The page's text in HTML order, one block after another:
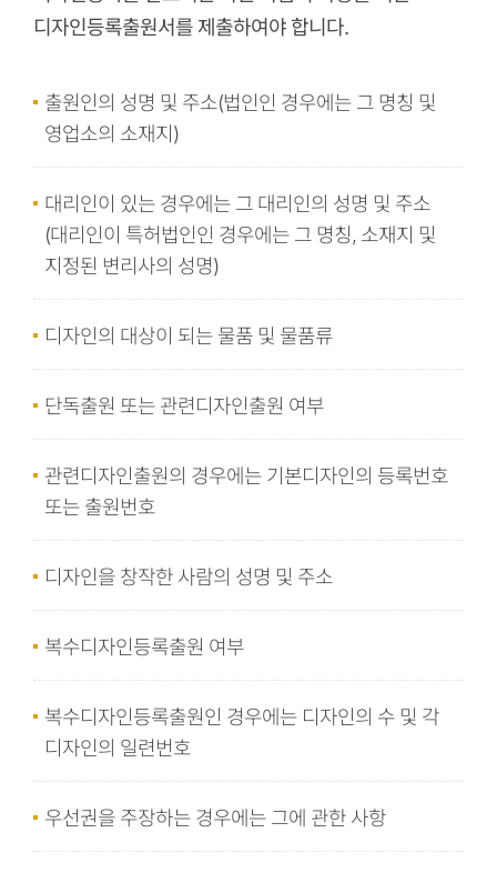
디자인등록출원서를 제출하여야 합니다.
출원인의 성명 및 주소(법인인 경우에는 그 명칭 및
영업소의 소재지)
대리인이 있는 경우에는 그 대리인의 성명 및 주소
(대리인이 특허법인인 경우에는 그 명칭, 소재지 및
지정된 변리사의 성명)
디자인의 대상이 되는 물품 및 물품류
단독출원 또는 관련디자인출원 여부
관련디자인출원의 경우에는 기본디자인의 등록번호
또는 출원번호
디자인을 창작한 사람의 성명 및 주소
복수디자인등록출원 여부
복수디자인등록출원인 경우에는 디자인의 수 및 각
디자인의 일련번호
우선권을 주장하는 경우에는 그에 관한 사항